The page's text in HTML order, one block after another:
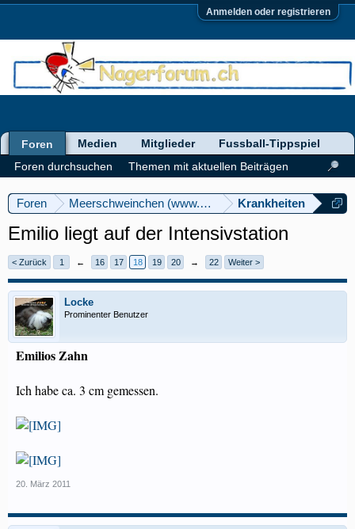
Anmelden oder registrieren
Foren Meerschweinchen (www.meerschweinforum.ch)
Krankheiten
Emilio liegt auf der Intensivstation
< Zurück 1 ← 16 17 18 19 20 → 22 Weiter >
Locke
Prominenter Benutzer
Emilios Zahn
Ich habe ca. 3 cm gemessen.
20. März 2011
Foren
Foren durchsuchen
Themen mit aktuellen Beiträgen
Medien Mitglieder Fussball-Tippspiel